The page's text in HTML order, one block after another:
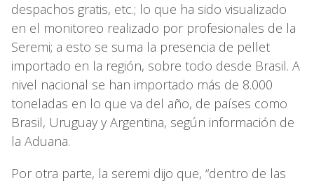
despachos gratis, etc.; lo que ha sido visualizado
en el monitoreo realizado por profesionales de la
Seremi; a esto se suma la presencia de pellet
importado en la región, sobre todo desde Brasil. A
nivel nacional se han importado más de 8.000
toneladas en lo que va del año, de países como
Brasil, Uruguay y Argentina, según información de
la Aduana.
Por otra parte, la seremi dijo que, “dentro de las